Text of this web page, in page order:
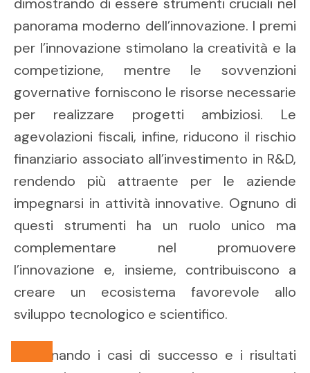
dimostrando di essere strumenti cruciali nel
panorama moderno dell’innovazione. I premi
per l’innovazione stimolano la creatività e la
competizione, mentre le sovvenzioni
governative forniscono le risorse necessarie
per realizzare progetti ambiziosi. Le
agevolazioni fiscali, infine, riducono il rischio
finanziario associato all’investimento in R&D,
rendendo più attraente per le aziende
impegnarsi in attività innovative. Ognuno di
questi strumenti ha un ruolo unico ma
complementare nel promuovere
l’innovazione e, insieme, contribuiscono a
creare un ecosistema favorevole allo
sviluppo tecnologico e scientifico.
Esaminando i casi di successo e i risultati